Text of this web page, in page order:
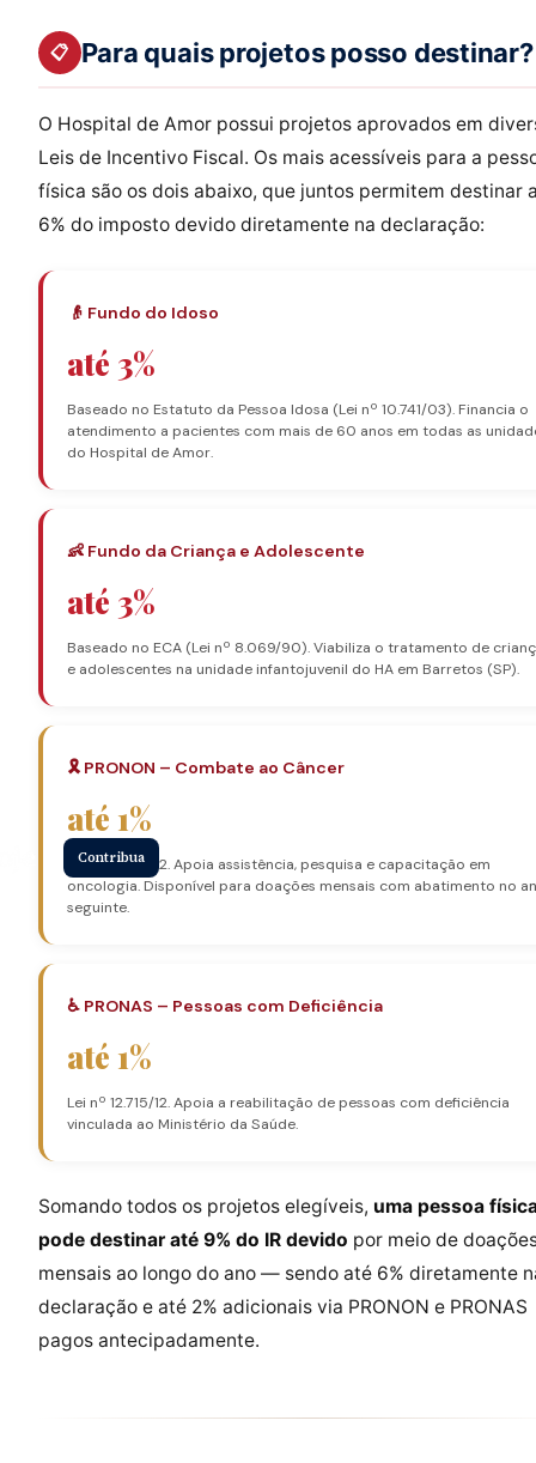
Contribua
📋 Para quais projetos posso destinar?
O Hospital de Amor possui projetos aprovados em
Leis de Incentivo Fiscal. Os mais acessíveis para a
física são os dois abaixo, que juntos permitem destinar
6% do imposto devido diretamente na declaração:
👴 Fundo do Idoso
até 3%
Baseado no Estatuto da Pessoa Idosa (Lei nº 10.741/03). Financia o
atendimento a pacientes com mais de 60 anos em todas as
do Hospital de Amor.
👶 Fundo da Criança e Adolescente
até 3%
Baseado no ECA (Lei nº 8.069/90). Viabiliza o tratamento de
e adolescentes na unidade infantojuvenil do HA em Barretos (SP).
🎗️ PRONON – Combate ao Câncer
até 1%
Lei nº 12.715/12. Apoia assistência, pesquisa e capacitação em
oncologia. Disponível para doações mensais com abatimento no
seguinte.
♿ PRONAS – Pessoas com Deficiência
até 1%
Lei nº 12.715/12. Apoia a reabilitação de pessoas com deficiência
vinculada ao Ministério da Saúde.
Somando todos os projetos elegíveis, uma pessoa
pode destinar até 9% do IR devido por meio de
mensais ao longo do ano — sendo até 6% diretamente
declaração e até 2% adicionais via PRONON e PRONAS
pagos antecipadamente.